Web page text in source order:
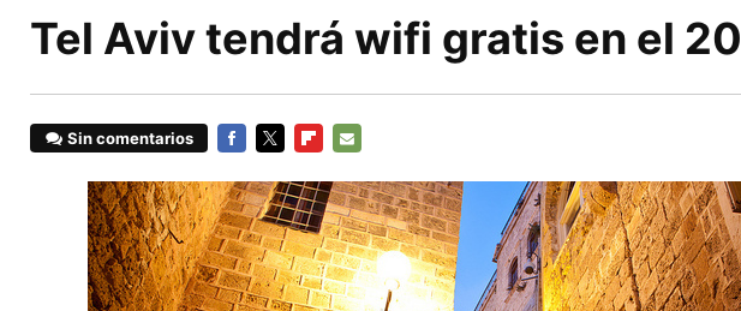
Tel Aviv tendrá wifi gratis en el
Sin comentarios
MAIL